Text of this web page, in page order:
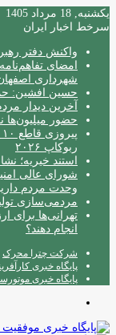
یکشنبه, 18 مرداد 1405
سرخط اخبار ایران
واکنش دفتر
امضای
شهرداری
حسین افشین:
آخرین دیدار
حضور میلیون‌ها
ربوکاپ ۲۰۲۶
استند خیریه؛
شورای عالی
وحدت مردم
مردمی‌سازی
تهرانی‌ها برای
انجام دهند؟
شرکت چترا محرک
پایگاه خبری
پایگاه خبری